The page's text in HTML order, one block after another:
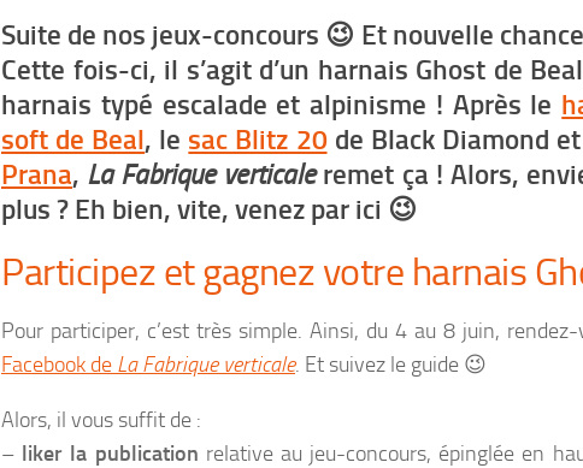
Suite de nos jeux-concours 😉 Et nouvelle
Cette fois-ci, il s’agit d’un harnais Ghost de
harnais typé escalade et alpinisme ! Après le
soft de Beal, le sac Blitz 20de Black Diamond
Prana, La Fabrique verticaleremet ça ! Alors,
plus ? Eh bien, vite, venez par ici 😉
Participez et gagnez votre harnais
Pour participer, c’est très simple. Ainsi, du 4 au 8 juin,
Facebook de La Fabrique verticale. Et suivez le guide 😉
Alors, il vous suffit de :
– liker la publication relative au jeu-concours, épinglée en